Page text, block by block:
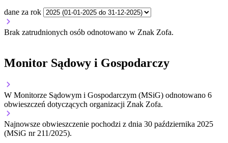
dane za rok
Brak zatrudnionych osób odnotowano w Znak Zofa.
Monitor Sądowy i Gospodarczy
W Monitorze Sądowym i Gospodarczym (MSiG) odnotowano 6
obwieszczeń dotyczących organizacji Znak Zofa.
Najnowsze obwieszczenie pochodzi z dnia 30 października 2025
(MSiG nr 211/2025).